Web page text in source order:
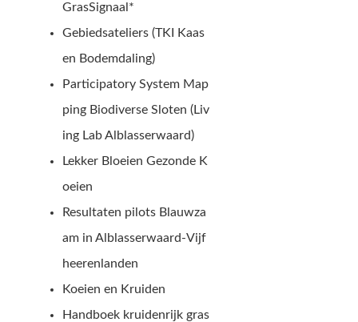
GrasSignaal*
Gebiedsateliers (TKI Kaas
en Bodemdaling)
Participatory System Map
ping Biodiverse Sloten (Liv
ing Lab Alblasserwaard)
Lekker Bloeien Gezonde K
oeien
Resultaten pilots Blauwza
am in Alblasserwaard-Vijf
heerenlanden
Koeien en Kruiden
Handboek kruidenrijk gras